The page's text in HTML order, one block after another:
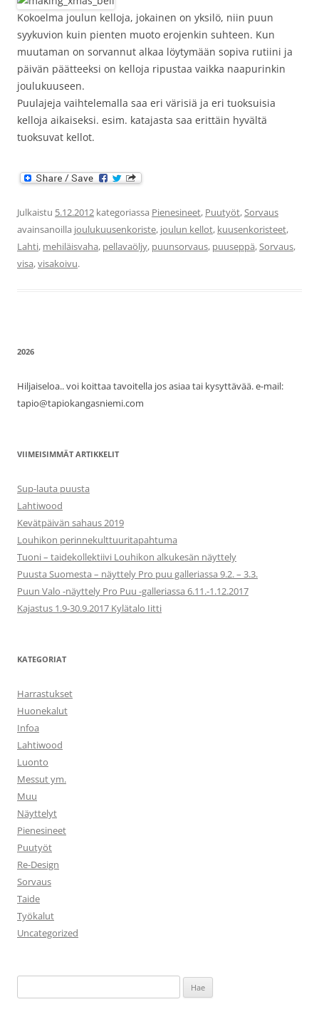
Kokoelma joulun kelloja, jokainen on yksilö, niin puun
syykuvion kuin pienten muoto erojenkin suhteen. Kun
muutaman on sorvannut alkaa löytymään sopiva rutiini ja
päivän päätteeksi on kelloja ripustaa vaikka naapurinkin
joulukuuseen.
Puulajeja vaihtelemalla saa eri värisiä ja eri tuoksuisia
kelloja aikaiseksi. esim. katajasta saa erittäin hyvältä
tuoksuvat kellot.
Julkaistu 5.12.2012 kategoriassa Pienesineet, Puutyöt,Sorvaus
avainsanoilla joulukuusenkoriste, joulun kellot, kuusenkoristeet,
Lahti, mehiläisvaha, pellavaöljy, puunsorvaus, puuseppä,Sorvaus,
visa,visakoivu.
2026
Hiljaiseloa.. voi koittaa tavoitella jos asiaa tai kysyttävää. e-mail:
tapio@tapiokangasniemi.com
VIIMEISIMMÄT ARTIKKELIT
Sup-lauta puusta
Lahtiwood
Kevätpäivän sahaus 2019
Louhikon perinnekulttuuritapahtuma
Tuoni – taidekollektiivi Louhikon alkukesän näyttely
Puusta Suomesta – näyttely Pro puu galleriassa 9.2. – 3.3.
Puun Valo -näyttely Pro Puu -galleriassa 6.11.-1.12.2017
Kajastus 1.9-30.9.2017 Kylätalo Iitti
KATEGORIAT
Harrastukset
Huonekalut
Infoa
Lahtiwood
Luonto
Messut ym.
Muu
Näyttelyt
Pienesineet
Puutyöt
Re-Design
Sorvaus
Taide
Työkalut
Uncategorized